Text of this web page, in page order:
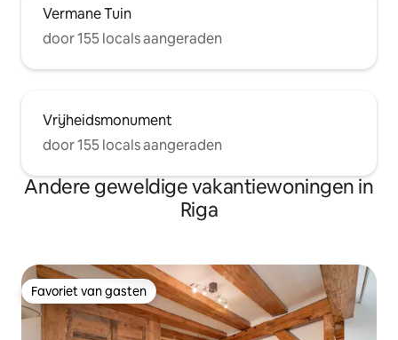
Vermane Tuin
door 155 locals aangeraden
Vrijheidsmonument
door 155 locals aangeraden
Andere geweldige vakantiewoningen in
Riga
Favoriet van gasten
Favoriet van gasten